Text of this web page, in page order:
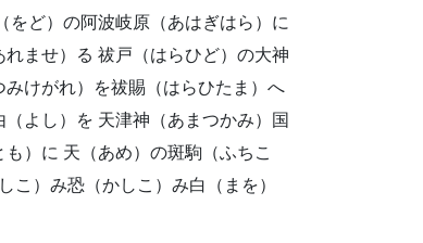
をど）の阿波岐原（あはぎはら）に
ませ）る 祓戸（はらひど）の大神
けがれ）を祓賜（はらひたま）へ
よし）を 天津神（あまつかみ）国
）に 天（あめ）の斑駒（ふちこ
こ）み恐（かしこ）み白（まを）